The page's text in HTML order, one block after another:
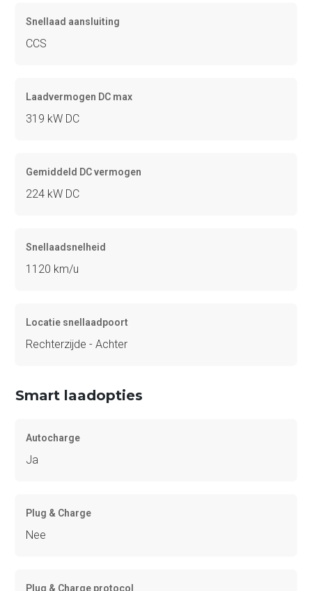
Snellaad aansluiting
CCS
Laadvermogen DC max
319 kW DC
Gemiddeld DC vermogen
224 kW DC
Snellaadsnelheid
1120 km/u
Locatie snellaadpoort
Rechterzijde - Achter
Smart laadopties
Autocharge
Ja
Plug & Charge
Nee
Plug & Charge protocol